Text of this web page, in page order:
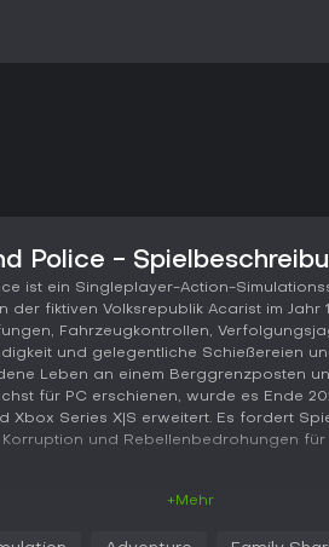
Police -
ist ein Singleplayer-Action-
der fiktiven Volksrepublik Acarist im Jahr
Fahrzeugkontrollen,
und gelegentliche Schießereien
Leben an einem Berggrenzposten
für PC erschienen, wurde es Ende
Xbox Series X|S erweitert. Es fordert
und Rebellenbedrohungen
+Mehr